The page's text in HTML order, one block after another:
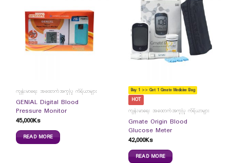
ကျန်းမာရေး အထောက်အကူပြု ကိရိယာများ
GENIAL Digital Blood
Pressure Monitor
45,000Ks
READ MORE
Buy 1 >> Get 1 Gmate Medicine Bag
HOT
ကျန်းမာရေး အထောက်အကူပြု ကိရိယာများ
Gmate Origin Blood
Glucose Meter
42,000Ks
READ MORE